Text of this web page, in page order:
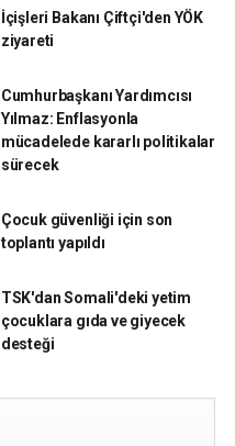
İçişleri Bakanı Çiftçi'den YÖK
ziyareti
Cumhurbaşkanı Yardımcısı
Yılmaz: Enflasyonla
mücadelede kararlı politikalar
sürecek
Çocuk güvenliği için son
toplantı yapıldı
TSK'dan Somali'deki yetim
çocuklara gıda ve giyecek
desteği